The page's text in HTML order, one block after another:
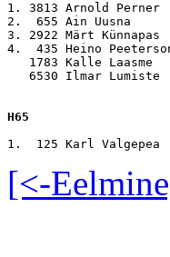
1. 3813 Arnold
2.  655 Ain Uusna
3. 2922 Märt
4.  435 Heino
1783 Kalle Laasme
6530 Ilmar Lumiste
H65
[<-